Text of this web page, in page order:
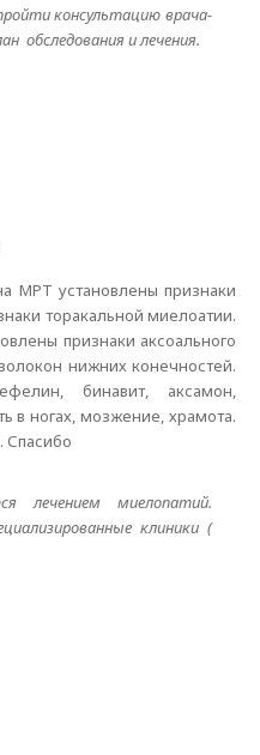
консультацию врача-
обследования и лечения.
МРТ установлены признаки
торакальной миелоатии.
признаки аксоального
нижних конечностей.
бинавит, аксамон,
в ногах, мозжение, храмота.
Спасибо
лечением миелопатий.
клиники (